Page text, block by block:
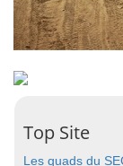
Top Site
Les quads du